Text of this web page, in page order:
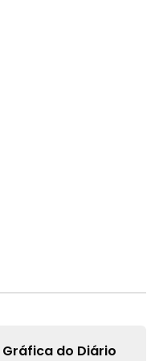
Gráfica do Diário